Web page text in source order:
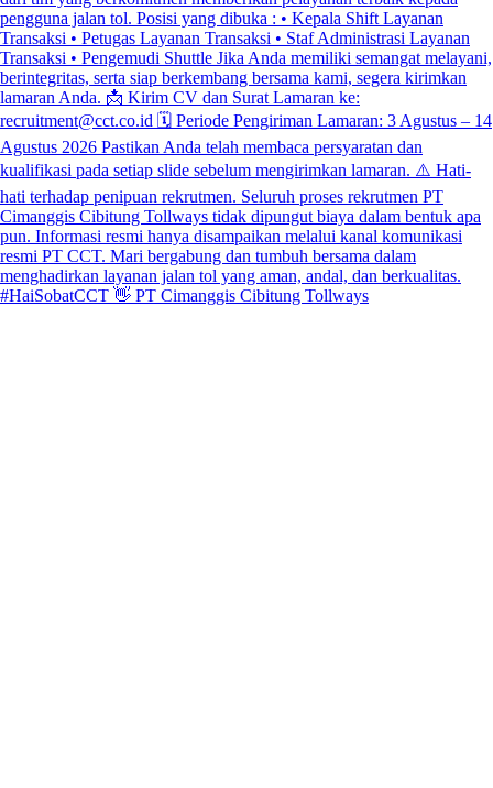
#HaiSobatCCT 👋 PT Cimanggis Cibitung Tollways